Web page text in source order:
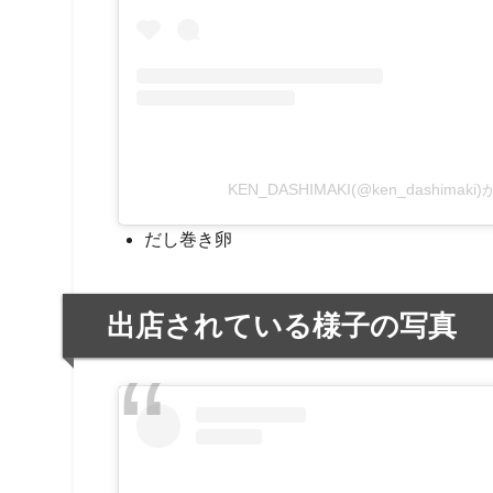
KEN_DASHIMAKI(@ken_dashimaki)
だし巻き卵
出店されている様子の写真